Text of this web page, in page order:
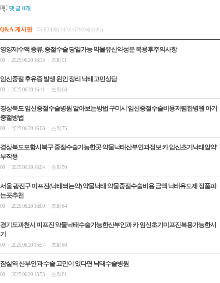
댓글 0개
Q&A 게시판 75,834개(3470/3792페이지)
영양제수액 종류, 중절수술 당일가능 약물유산약성분 복용후주의사항
00 2025.06.20 16:15 조회 91
임신중절 후유증 발생 원인 정리 낙­태고민상담
00 2025.06.20 16:11 조회 68
경상북도 임신중절수술병원 알아보는방법 구미시 임신중절수술비용저렴한병원 아기
중절방법
00 2025.06.20 16:08 조회 75
경상북도포항시북구 중절수술가능한곳 약물낙태산부인과정보 카 임신초기낙­태알약
부작용
00 2025.06.20 16:04 조회 50
서울 광진구 미프진(낙태되는약) 약물낙태 약물중절수술비용 금액 낙태유도제 정품파
는곳추천
00 2025.06.20 16:00 조회 84
경기도과천시 미프진 약물낙태수술가능한산부인과 카 임신초기미프진복용가능한시
기
00 2025.06.20 15:57 조회 86
잠실역 산부인과 수술 고민이 있다면 낙­태수술병원
00 2025.06.20 15:53 조회 81